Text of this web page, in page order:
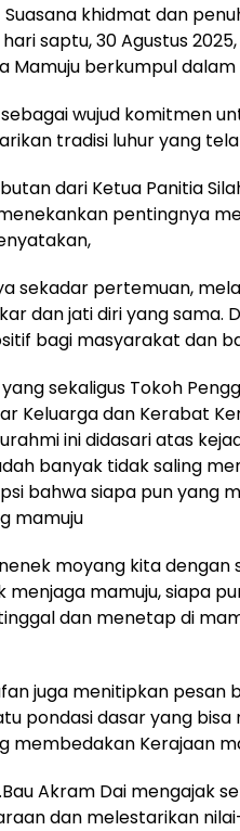
khidmat dan
saptu, 30 Agustus
Mamuju berkumpul
wujud komitmen
tradisi luhur yang
dari Ketua Panitia
pentingnya
sekadar pertemuan,
dan jati diri yang sama.
bagi masyarakat dan
yang sekaligus Tokoh
Keluarga dan Kerabat
ini didasari atas
banyak tidak saling
bahwa siapa pun yang
mamuju
moyang kita
menjaga mamuju, siapa
dan menetap di
juga menitipkan
pondasi dasar yang
membedakan Kerajaan
Akram Dai mengajak
dan melestarikan